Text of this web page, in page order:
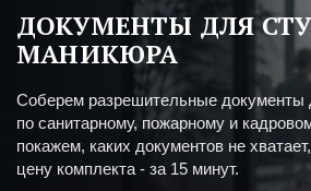
ДОКУМЕНТЫ ДЛЯ
МАНИКЮРА
Соберем разрешительные документы
по санитарному, пожарному и
покажем, каких документов не
цену комплекта - за 15 минут.